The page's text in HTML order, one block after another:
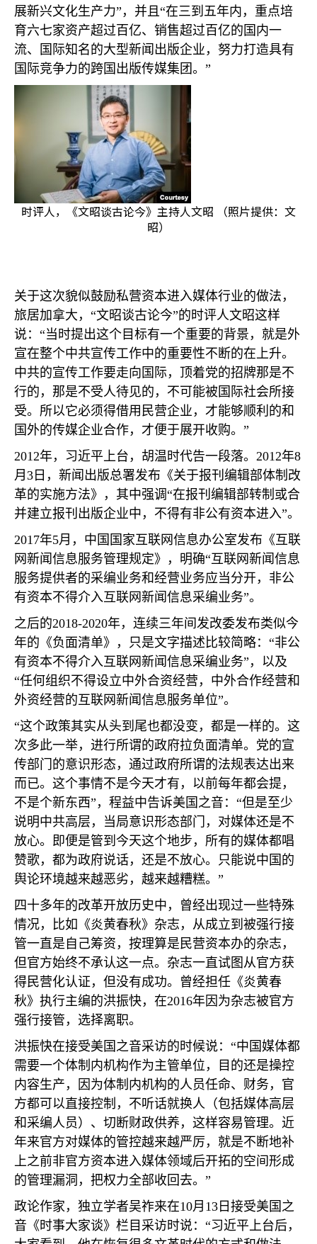
展新兴文化生产力”，并且“在三到五年内，重点培
育六七家资产超过百亿、销售超过百亿的国内一
流、国际知名的大型新闻出版企业，努力打造具有
国际竞争力的跨国出版传媒集团。”
时评人，《文昭谈古论今》主持人文昭 （照片提供：文
昭）
关于这次貌似鼓励私营资本进入媒体行业的做法，
旅居加拿大，“文昭谈古论今”的时评人文昭这样
说：“当时提出这个目标有一个重要的背景，就是外
宣在整个中共宣传工作中的重要性不断的在上升。
中共的宣传工作要走向国际，顶着党的招牌那是不
行的，那是不受人待见的，不可能被国际社会所接
受。所以它必须得借用民营企业，才能够顺利的和
国外的传媒企业合作，才便于展开收购。”
2012年，习近平上台，胡温时代告一段落。 2012年8
月 3 日，新闻出版总署发布《关于报刊编辑部体制改
革的实施方法》，其中强调“在报刊编辑部转制或合
并建立报刊出版企业中，不得有非公有资本进入”。
2017年5月，中国国家互联网信息办公室发布《互联
网新闻信息服务管理规定》，明确“互联网新闻信息
服务提供者的采编业务和经营业务应当分开，非公
有资本不得介入互联网新闻信息采编业务”。
之后的2018-2020年，连续三年间发改委发布类似今
年的《负面清单》，只是文字描述比较简略：“非公
有资本不得介入互联网新闻信息采编业务”，以及
“任何组织不得设立中外合资经营，中外合作经营和
外资经营的互联网新闻信息服务单位”。
“这个政策其实从头到尾也都没变，都是一样的。这
次多此一举，进行所谓的政府拉负面清单。党的宣
传部门的意识形态，通过政府所谓的法规表达出来
而已。这个事情不是今天才有，以前每年都会提，
不是个新东西”，程益中告诉美国之音：“但是至少
说明中共高层，当局意识形态部门，对媒体还是不
放心。即便是管到今天这个地步，所有的媒体都唱
赞歌，都为政府说话，还是不放心。只能说中国的
舆论环境越来越恶劣，越来越糟糕。”
四十多年的改革开放历史中，曾经出现过一些特殊
情况，比如《炎黄春秋》杂志，从成立到被强行接
管一直是自己筹资，按理算是民营资本办的杂志，
但官方始终不承认这一点。杂志一直试图从官方获
得民营化认证，但没有成功。曾经担任《炎黄春
秋》执行主编的洪振快，在2016年因为杂志被官方
强行接管，选择离职。
洪振快在接受美国之音采访的时候说：“中国媒体都
需要一个体制内机构作为主管单位，目的还是操控
内容生产，因为体制内机构的人员任命、财务，官
方都可以直接控制，不听话就换人（包括媒体高层
和采编人员）、切断财政供养，这样容易管理。近
年来官方对媒体的管控越来越严厉，就是不断地补
上之前非官方资本进入媒体领域后开拓的空间形成
的管理漏洞，把权力全部收回去。”
政论作家，独立学者吴祚来在10月 13 日接受美国之
音《时事大家谈》栏目采访时说：“习近平上台后，